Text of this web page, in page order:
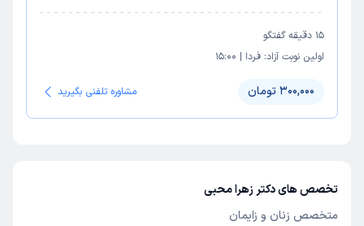
15 دقیقه گفتگو
اولین نوبت آزاد: فردا |
15:00
300,000 تومان مشاوره تلفنی بگیرید
تخصص های دکتر زهرا محبی
متخصص زنان و زایمان